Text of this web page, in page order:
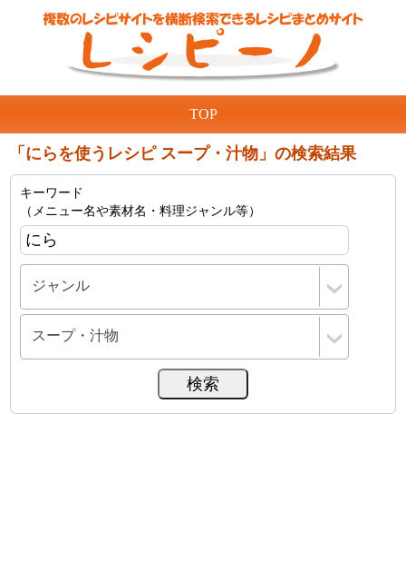
TOP
「にらを使うレシピ スープ・汁物」の検索結果
キーワード
（メニュー名や素材名・料理ジャンル等）